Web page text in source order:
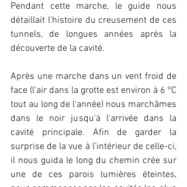
Pendant cette marche, le guide nous
détaillait l'histoire du creusement de ces
tunnels, de longues années après la
découverte de la cavité.
Après une marche dans un vent froid de
face (l'air dans la grotte est environ à 6 °C
tout au long de l'année) nous marchâmes
dans le noir jusqu'à l'arrivée dans la
cavité principale. Afin de garder la
surprise de la vue à l'intérieur de celle-ci,
il nous guida le long du chemin crée sur
une de ces parois lumières éteintes,